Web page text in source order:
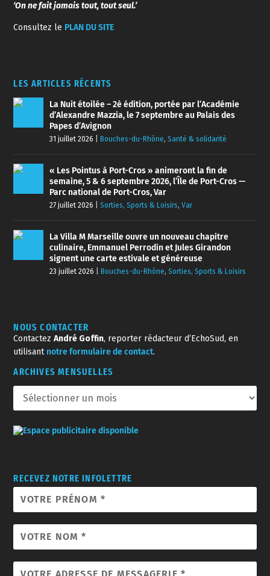
‘On ne fait jamais tout, tout seul.’
Consultez le PLAN DU SITE
LES ARTICLES RÉCENTS
La Nuit étoilée – 2è édition, portée par l’Académie
d’Alexandre Mazzia, le 7 septembre au Palais des
Papes d’Avignon
31 juillet 2026 Bouches-du-Rhône,Santé & solidarité
« Les Pointus à Port-Cros » animeront la fin de
semaine, 5 & 6 septembre 2026, l’Île de Port-Cros —
Parc national de Port-Cros, Var
27 juillet 2026 |Sorties, Sports & Loisirs,Var
La Villa M Marseille ouvre un nouveau chapitre
culinaire, Emmanuel Perrodin et Jules Girandon
signent une carte estivale et généreuse
23 juillet 2026 Bouches-du-Rhône,Sorties, Sports & Loisirs
NOUS CONTACTER
ContactezAndré Goffin, reporter rédacteur d’EchoSud, en
utilisant notre formulaire de contact.
ARCHIVES MENSUELLES
RECEVEZ NOTRE INFOLETTRE